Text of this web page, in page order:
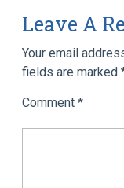
Leave A
Your email
fields are marked
Comment *